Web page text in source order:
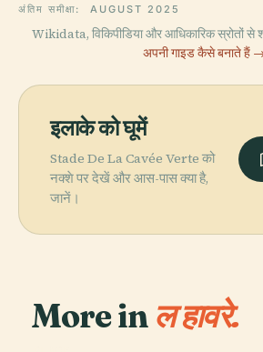
अंतिम समीक्षा: AUGUST 2025
Wikidata, विकिपीडिया और आधिकारिक स्रोतों से
अपनी गाइड कैसे बनाते हैं
इलाके को घूमें
Stade De La Cavée Verte को
नक्शे पर देखें और आस-पास क्या है,
जानें।
More in ल हावरे.